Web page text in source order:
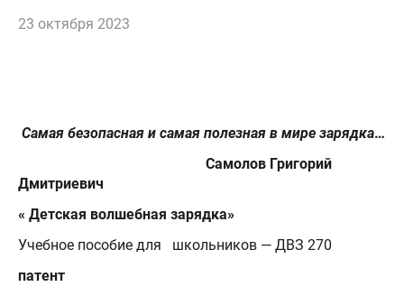
23 октября 2023
Самая безопасная и самая полезная в мире зарядка…
Самолов Григорий
Дмитриевич
« Детская волшебная зарядка»
Учебное пособие для школьников — ДВЗ 270
патент